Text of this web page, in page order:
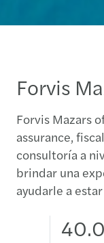
Forvis
Forvis Mazars
assurance,
consultoría a
brindar una
ayudarle a